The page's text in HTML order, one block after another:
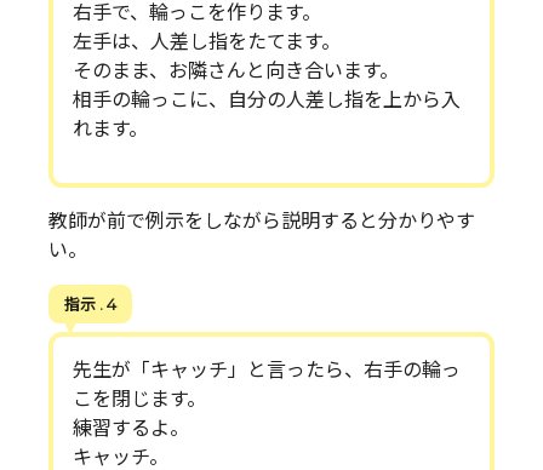
右手で、輪っこを作ります。
左手は、人差し指をたてます。
そのまま、お隣さんと向き合います。
相手の輪っこに、自分の人差し指を上から入
れます。
教師が前で例示をしながら説明すると分かりやす
い。
指示 . 4
先生が「キャッチ」と言ったら、右手の輪っ
こを閉じます。
練習するよ。
キャッチ。